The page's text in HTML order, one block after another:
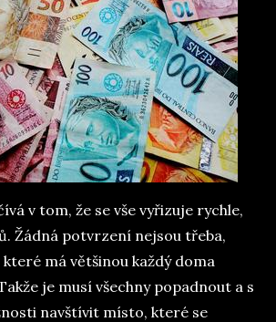
v tom, že se vše vyřizuje rychle,
Žádná potvrzení nejsou třeba,
má většinou každý doma
je musí všechny popadnout a s
navštívit místo, které se